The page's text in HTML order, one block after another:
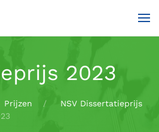
2023
Prijzen
NSV Dissertatieprijs